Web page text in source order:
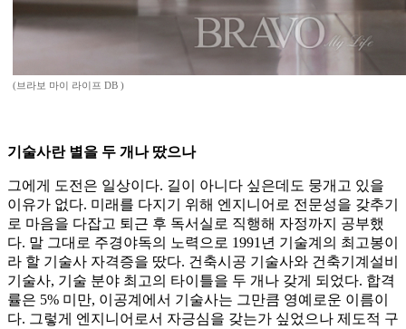
(브라보 마이 라이프 DB )
기술사란 별을 두 개나 땄으나
그에게 도전은 일상이다. 길이 아니다 싶은데도 뭉개고 있을
이유가 없다. 미래를 다지기 위해 엔지니어로 전문성을 갖추기
로 마음을 다잡고 퇴근 후 독서실로 직행해 자정까지 공부했
다. 말 그대로 주경야독의 노력으로 1991년 기술계의 최고봉이
라 할 기술사 자격증을 땄다. 건축시공 기술사와 건축기계설비
기술사, 기술 분야 최고의 타이틀을 두 개나 갖게 되었다. 합격
률은 5% 미만, 이공계에서 기술사는 그만큼 영예로운 이름이
다. 그렇게 엔지니어로서 자긍심을 갖는가 싶었으나 제도적 구